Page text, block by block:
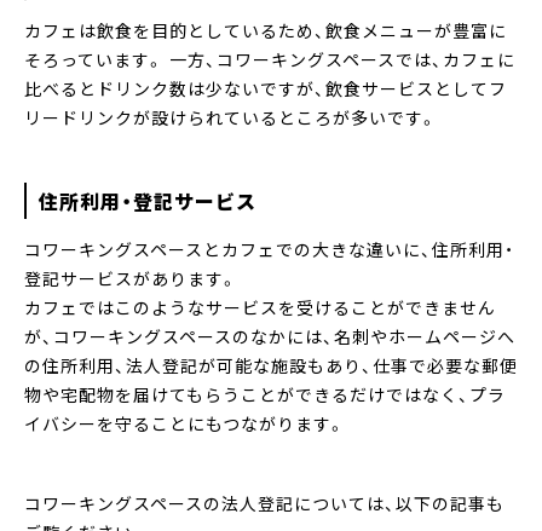
カフェは飲食を目的としているため、飲食メニューが豊富に
そろっています。 一方、コワーキングスペースでは、カフェに
比べるとドリンク数は少ないですが、飲食サービスとしてフ
リードリンクが設けられているところが多いです。
住所利用・登記サービス
コワーキングスペースとカフェでの大きな違いに、住所利用・
登記サービスがあります。
カフェではこのようなサービスを受けることができません
が、コワーキングスペースのなかには、名刺やホームページへ
の住所利用、法人登記が可能な施設もあり、仕事で必要な郵便
物や宅配物を届けてもらうことができるだけではなく、プラ
イバシーを守ることにもつながります。
コワーキングスペースの法人登記については、以下の記事も